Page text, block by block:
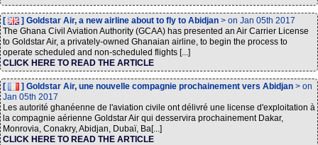
[ ] Goldstar Air, a new airline about to fly to Abidjan > on Jan 05th 2017
The Ghana Civil Aviation Authority (GCAA) has presented an Air Carrier License
to Goldstar Air, a privately-owned Ghanaian airline, to begin the process to
operate scheduled and non-scheduled flights [...]
CLICK HERE TO READ THE ARTICLE
[ ] Goldstar Air, une nouvelle compagnie prochainement vers Abidjan > on
Jan 05th 2017
Les autorité ghanéenne de l'aviation civile ont délivré une license d'exploitation à
la compagnie aérienne Goldstar Air qui desservira prochainement Dakar,
Monrovia, Conakry, Abidjan, Dubaï, Ba[...]
CLICK HERE TO READ THE ARTICLE